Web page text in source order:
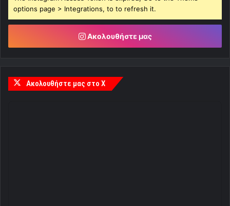
options page > Integrations, to to refresh it.
Ακολουθήστε μας
Ακολουθήστε μας στο X